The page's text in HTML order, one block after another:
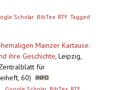
Scholar BibTex RTF Tagged
Mainzer Kartause:
ihre Geschichte, Leipzig,
für
60)